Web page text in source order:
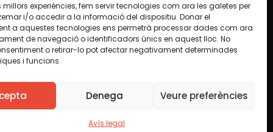
millors experiències, fem servir tecnologies com ara les galetes per
i/o accedir a la informació del dispositiu. Donar el
a aquestes tecnologies ens permetrà processar dades com ara
de navegació o identificadors únics en aquest lloc. No
o retirar-lo pot afectar negativament determinades
i funcions.
Denega Veure preferències
Avís legal
algun material indiquem el contrari. Us animem
inclosa la comercial. Només us demanem que